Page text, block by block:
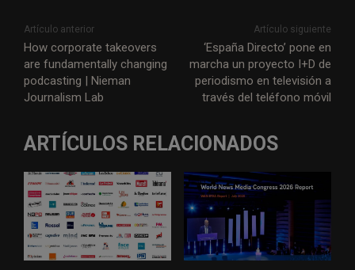
Artículo anterior
How corporate takeovers
are fundamentally changing
podcasting | Nieman
Journalism Lab
Artículo siguiente
‘España Directo’ pone en
marcha un proyecto I+D de
periodismo en televisión a
través del teléfono móvil
ARTÍCULOS RELACIONADOS